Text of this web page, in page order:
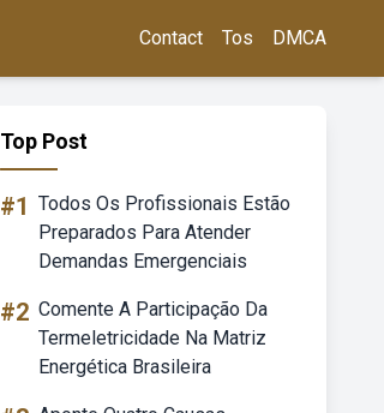
Contact Tos DMCA
Top Post
#1 Todos Os Profissionais Estão
Preparados Para Atender
Demandas Emergenciais
#2 Comente A Participação Da
Termeletricidade Na Matriz
Energética Brasileira